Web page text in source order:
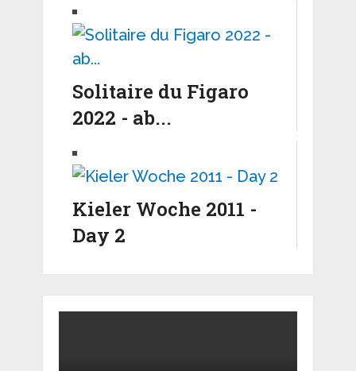
Solitaire du Figaro
2022 - ab...
Kieler Woche 2011 -
Day 2